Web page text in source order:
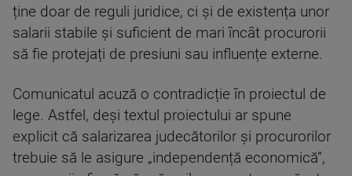
ține doar de reguli juridice, ci și de existența unor
salarii stabile și suficient de mari încât procurorii
să fie protejați de presiuni sau influențe externe.
Comunicatul acuză o contradicție în proiectul de
lege. Astfel, deși textul proiectului ar spune
explicit că salarizarea judecătorilor și procurorilor
trebuie să le asigure „independență economică”,